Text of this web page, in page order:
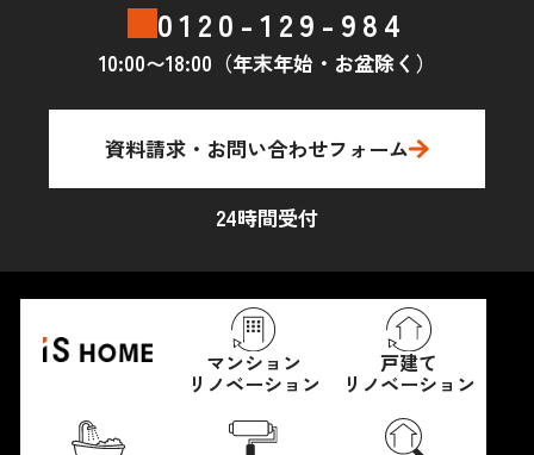
0120-129-984
10:00〜18:00（年末年始・お盆除く）
資料請求・お問い合わせフォーム
24時間受付
マンション
リノベーション
戸建て
リノベーション